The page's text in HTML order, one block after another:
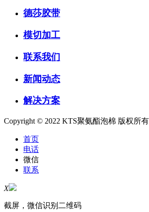
德莎胶带
模切加工
联系我们
新闻动态
解决方案
Copyright © 2022 KTS聚氨酯泡棉 版权所有
首页
电话
微信
联系
X
截屏，微信识别二维码